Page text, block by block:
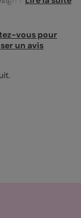
le d’une
vous pour
un avis